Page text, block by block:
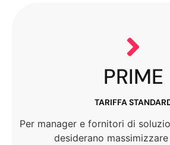
PRIME
TARIFFA
Per manager e fornitori di
desiderano